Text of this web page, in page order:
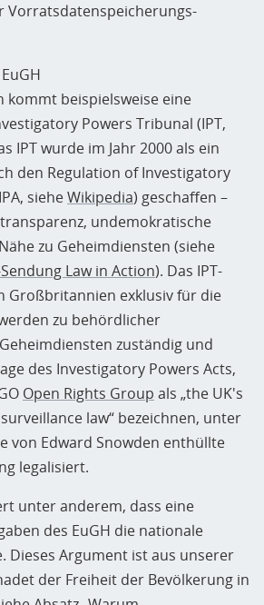
Vorratsdatenspeicherungs-
kommt beispielsweise eine
Powers Tribunal (IPT,
IPT wurde im Jahr 2000 als ein
den Regulation of Investigatory
sieheWikipedia) geschaffen –
undemokratische
zu Geheimdiensten (siehe
Sendung Law in Action). Das IPT-
Großbritannien exklusiv für die
zu behördlicher
zuständig und
des Investigatory Powers Acts,
Open Rights Group als „the UK's
law“ bezeichnen, unter
von Edward Snowden enthüllte
legalisiert.
unter anderem, dass eine
des EuGH die nationale
Dieses Argument ist aus unserer
der Freiheit der Bevölkerung in